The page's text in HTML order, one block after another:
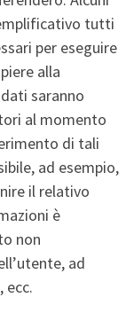
tutti
per eseguire
alla
saranno
al momento
di tali
ad esempio,
il relativo
è
non
ad
ecc.